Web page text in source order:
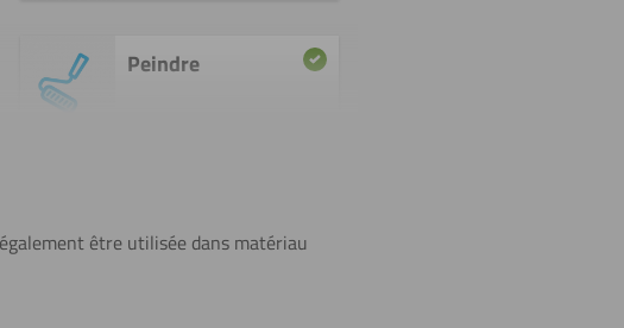
Peindre
être utilisée dans matériau